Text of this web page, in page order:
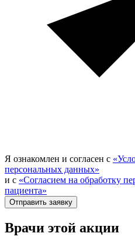
Я ознакомлен и согласен с
персональных данных»
и с «Согласием на обработку
пациента»
Отправить заявку
Врачи этой акции